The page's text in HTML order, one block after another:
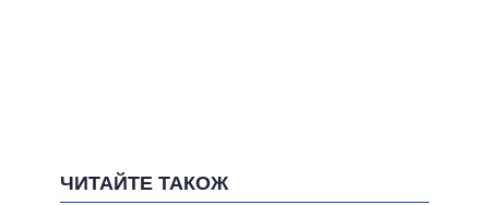
ЧИТАЙТЕ ТАКОЖ